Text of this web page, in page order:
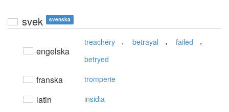
svek svenska
engelska
treachery , betrayal , failed ,
betryed
franska tromperie
latin insidia